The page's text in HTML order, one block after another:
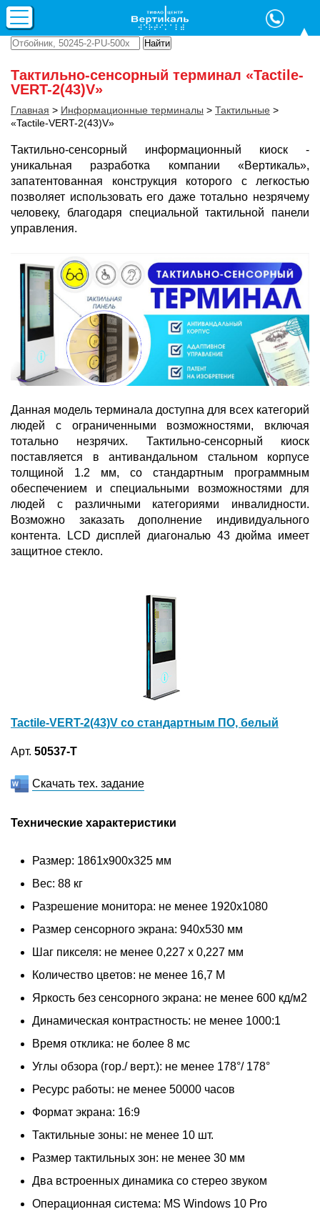
Тактильно-сенсорный терминал «Tactile-
VERT-2(43)V»
Главная > Информационные терминалы > Тактильные >
«Tactile-VERT-2(43)V»
Тактильно-сенсорный информационный киоск -
уникальная разработка компании «Вертикаль»,
запатентованная конструкция которого с легкостью
позволяет использовать его даже тотально незрячему
человеку, благодаря специальной тактильной панели
управления.
Данная модель терминала доступна для всех категорий
людей с ограниченными возможностями, включая
тотально незрячих. Тактильно-сенсорный киоск
поставляется в антивандальном стальном корпусе
толщиной 1.2 мм, со стандартным программным
обеспечением и специальными возможностями для
людей с различными категориями инвалидности.
Возможно заказать дополнение индивидуального
контента. LCD дисплей диагональю 43 дюйма имеет
защитное стекло.
Tactile-VERT-2(43)V со стандартным ПО, белый
Арт. 50537-T
Скачать тех. задание
Технические характеристики
Размер: 1861x900x325 мм
Вес: 88 кг
Разрешение монитора: не менее 1920x1080
Размер сенсорного экрана: 940х530 мм
Шаг пикселя: не менее 0,227 x 0,227 мм
Количество цветов: не менее 16,7 M
Яркость без сенсорного экрана: не менее 600 кд/м2
Динамическая контрастность: не менее 1000:1
Время отклика: не более 8 мс
Углы обзора (гор./ верт.): не менее 178°/ 178°
Ресурс работы: не менее 50000 часов
Формат экрана: 16:9
Тактильные зоны: не менее 10 шт.
Размер тактильных зон: не менее 30 мм
Два встроенных динамика со стерео звуком
Операционная система: MS Windows 10 Pro